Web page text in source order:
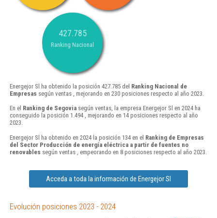
427.785
Ranking Nacional
Energejor Sl ha obtenido la posición 427.785 del Ranking Nacional de
Empresas según ventas , mejorando en 230 posiciones respecto al año 2023.
En el Ranking de Segovia según ventas, la empresa Energejor Sl en 2024 ha
conseguido la posición 1.494 , mejorando en 14 posiciones respecto al año
2023.
Energejor Sl ha obtenido en 2024 la posición 134 en el Ranking de Empresas
del Sector Producción de energía eléctrica a partir de fuentes no
renovables según ventas , empeorando en 8 posiciones respecto al año 2023.
Acceda a toda la información de Energejor Sl
Evolución posiciones 2023 - 2024